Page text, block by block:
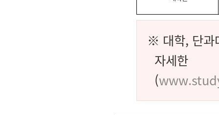
※ 대학, 단과
자세
(